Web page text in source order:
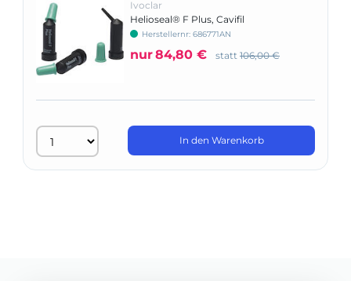
Ivoclar
Helioseal® F Plus, Cavifil
Herstellernr: 686771AN
nur84,80 € statt 106,00 €
In den Warenkorb